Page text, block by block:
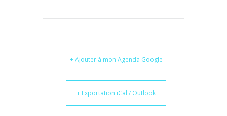
+ Ajouter à mon Agenda Google
+ Exportation iCal / Outlook